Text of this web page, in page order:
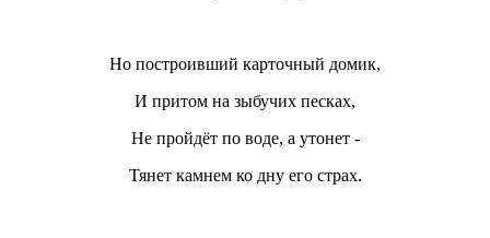
Но построивший карточный домик,
И притом на зыбучих песках,
Не пройдёт по воде, а утонет -
Тянет камнем ко дну его страх.